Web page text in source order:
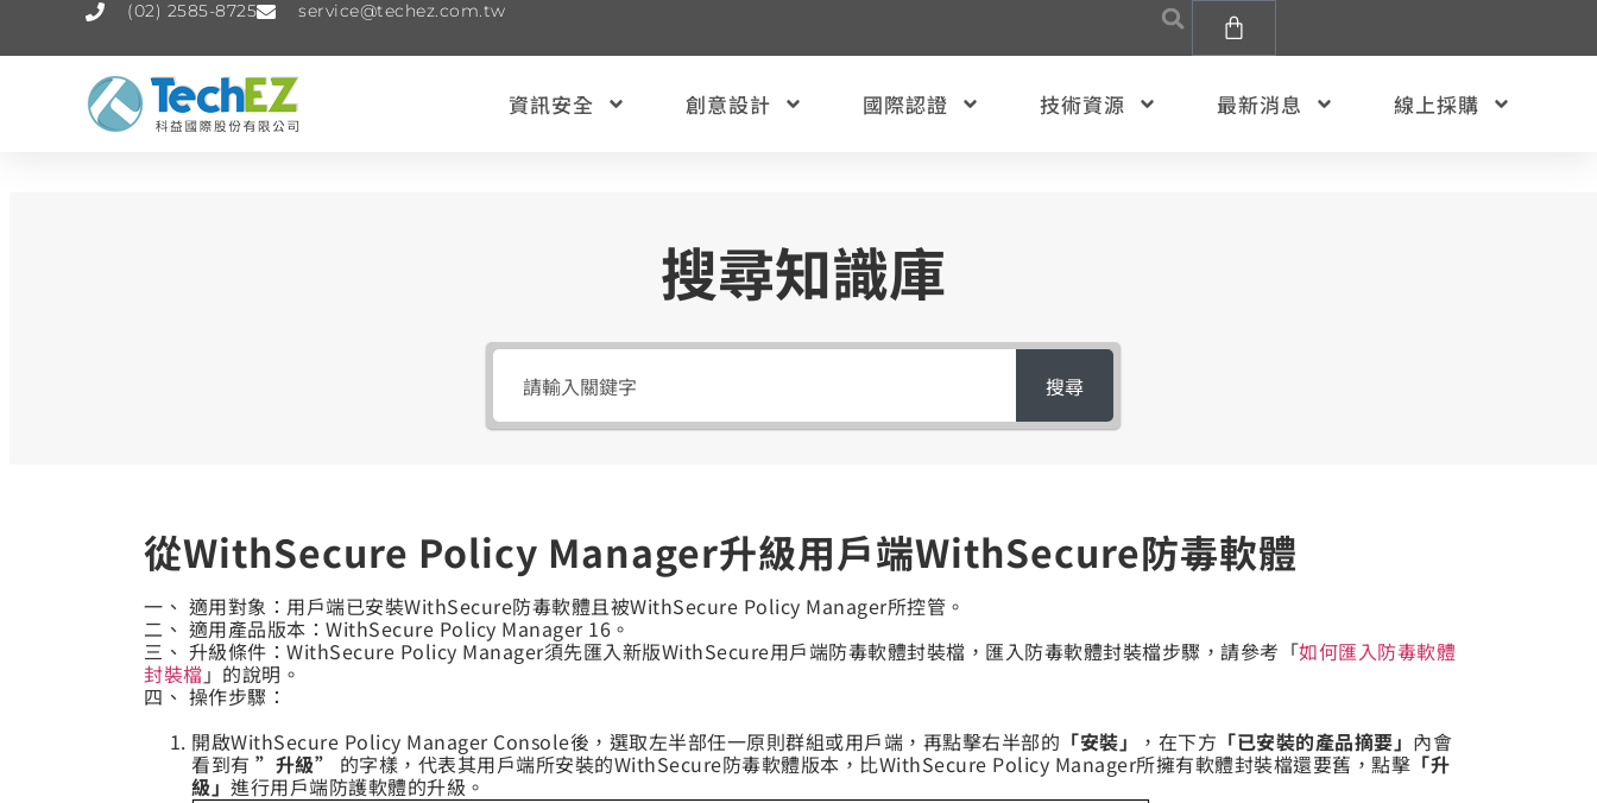
(02) 2585-8725 service@techez.com.tw
資訊安全 創意設計 國際認證 技術資源 最新消息 線上採購
搜尋知識庫
搜尋
從WithSecure Policy Manager升級用戶端WithSecure防毒軟體
一、 適用對象：用戶端已安裝WithSecure防毒軟體且被WithSecure Policy Manager所控管。
二、 適用產品版本：WithSecure Policy Manager 16。
三、 升級條件：WithSecure Policy Manager須先匯入新版WithSecure用戶端防毒軟體封裝檔，匯入防毒軟體封裝檔步驟，請參考「如何匯入防毒軟體
封裝檔 」的說明。
四、 操作步驟：
開啟WithSecure Policy Manager Console後，選取左半部任一原則群組或用戶端，再點擊右半部的 「安裝」 ，在下方 「已安裝的產品摘要」 內會
看到有 ”升級” 的字樣，代表其用戶端所安裝的WithSecure防毒軟體版本，比WithSecure Policy Manager所擁有軟體封裝檔還要舊，點擊 「升
級」 進行用戶端防護軟體的升級。